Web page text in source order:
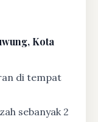
Kota
di tempat
sebanyak 2